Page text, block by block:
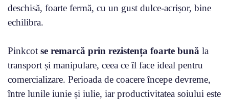
deschisă, foarte fermă, cu un gust dulce-acrișor, bine
echilibra.
Pinkcot se remarcă prin rezistența foarte bună la
transport și manipulare, ceea ce îl face ideal pentru
comercializare. Perioada de coacere începe devreme,
între lunile iunie și iulie, iar productivitatea soiului este